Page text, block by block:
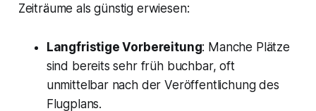
Zeiträume als günstig erwiesen:
Langfristige Vorbereitung: Manche Plätze
sind bereits sehr früh buchbar, oft
unmittelbar nach der Veröffentlichung des
Flugplans.